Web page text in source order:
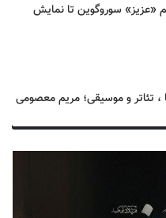
«عزیز» سوروگوین تا نمایش